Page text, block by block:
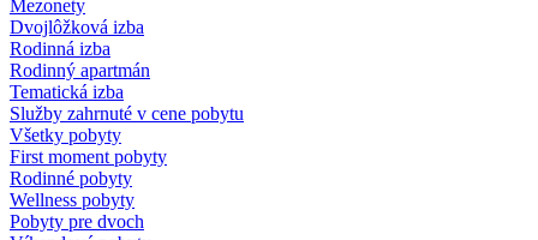
Mezonety
Dvojlôžková izba
Rodinná izba
Rodinný apartmán
Tematická izba
Služby zahrnuté v cene pobytu
Všetky pobyty
First moment pobyty
Rodinné pobyty
Wellness pobyty
Pobyty pre dvoch